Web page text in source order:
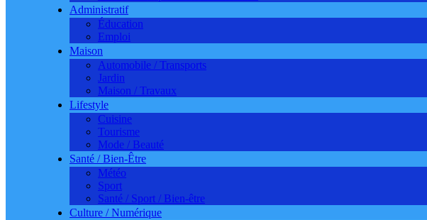
Administratif
Éducation
Emploi
Maison
Automobile / Transports
Jardin
Maison / Travaux
Lifestyle
Cuisine
Tourisme
Mode / Beauté
Santé / Bien-Être
Météo
Sport
Santé / Sport / Bien-être
Culture / Numérique